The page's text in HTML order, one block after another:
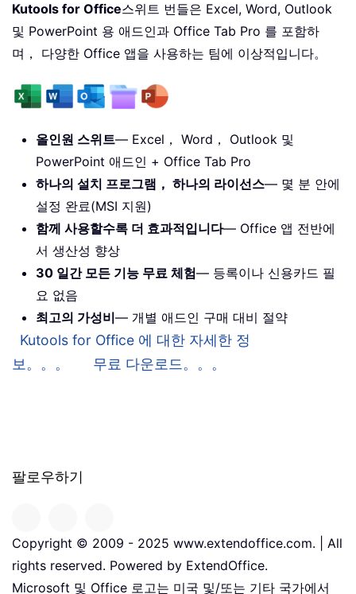
Kutools for Office스위트 번들은 Excel, Word, Outlook
및 PowerPoint 용 애드인과 Office Tab Pro 를 포함하
며， 다양한 Office 앱을 사용하는 팀에 이상적입니다。
올인원 스위트— Excel， Word， Outlook 및
PowerPoint 애드인 + Office Tab Pro
하나의 설치 프로그램， 하나의 라이선스— 몇 분 안에
설정 완료(MSI 지원)
함께 사용할수록 더 효과적입니다— Office 앱 전반에
서 생산성 향상
30 일간 모든 기능 무료 체험— 등록이나 신용카드 필
요 없음
최고의 가성비— 개별 애드인 구매 대비 절약
Kutools for Office 에 대한 자세한 정
보。。。
무료 다운로드。。。
팔로우하기
Copyright © 2009 - 2025 www.extendoffice.com. | All
rights reserved. Powered by ExtendOffice.
Microsoft 및 Office 로고는 미국 및/또는 기타 국가에서